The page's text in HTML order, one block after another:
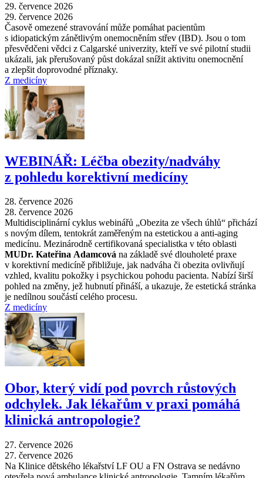
29. července 2026
29. července 2026
Časově omezené stravování může pomáhat pacientům
s idiopatickým zánětlivým onemocněním střev (IBD). Jsou o tom
přesvědčeni vědci z Calgarské univerzity, kteří ve své pilotní studii
ukázali, jak přerušovaný půst dokázal snížit aktivitu onemocnění
a zlepšit doprovodné příznaky.
Z medicíny
WEBINÁŘ: Léčba obezity/nadváhy
z pohledu korektivní medicíny
28. července 2026
28. července 2026
Multidisciplinární cyklus webinářů „Obezita ze všech úhlů“ přichází
s novým dílem, tentokrát zaměřeným na estetickou a anti-aging
medicínu. Mezinárodně certifikovaná specialistka v této oblasti
MUDr. Kateřina Adamcová na základě své dlouholeté praxe
v korektivní medicíně přibližuje, jak nadváha či obezita ovlivňují
vzhled, kvalitu pokožky i psychickou pohodu pacienta. Nabízí širší
pohled na změny, jež hubnutí přináší, a ukazuje, že estetická stránka
je nedílnou součástí celého procesu.
Z medicíny
Obor, který vidí pod povrch růstových
odchylek. Jak lékařům v praxi pomáhá
klinická antropologie?
27. července 2026
27. července 2026
Na Klinice dětského lékařství LF OU a FN Ostrava se nedávno